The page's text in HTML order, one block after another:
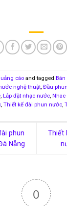
cáo and tagged
nghệ thuật, Đầu
, Lắp đặt nhạc nước, Nhac
, Thiết kế đài phun nước,
phun
Nẵng
Thiết
0